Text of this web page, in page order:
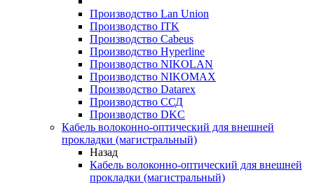
Производство Lan Union
Производство ITK
Производство Cabeus
Производство Hyperline
Производство NIKOLAN
Производство NIKOMAX
Производство Datarex
Производство ССД
Производство DKC
Кабель волоконно-оптический для внешней
прокладки (магистральный)
Назад
Кабель волоконно-оптический для внешней
прокладки (магистральный)